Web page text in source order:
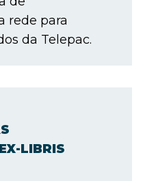
rede para
da Telepac.
LIBRIS